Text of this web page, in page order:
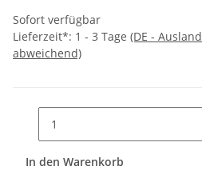
Sofort verfügbar
Lieferzeit*: 1 - 3 Tage (DE - Ausland
abweichend)
In den Warenkorb